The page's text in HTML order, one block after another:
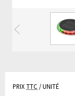
Précédente
PRIXTTC / UNITÉ